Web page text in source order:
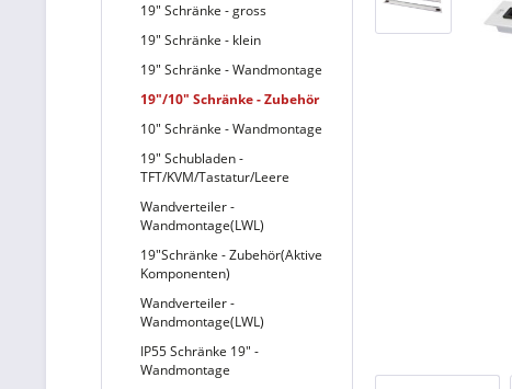
19" Schränke - gross
19" Schränke - klein
19" Schränke - Wandmontage
19"/10" Schränke - Zubehör
10" Schränke - Wandmontage
19" Schubladen -
TFT/KVM/Tastatur/Leere
Wandverteiler -
Wandmontage(LWL)
19"Schränke - Zubehör(Aktive
Komponenten)
Wandverteiler -
Wandmontage(LWL)
IP55 Schränke 19" -
Wandmontage